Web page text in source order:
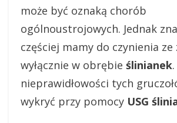
może być oznaką chorób
ogólnoustrojowych. Jednak
częściej mamy do czynienia
wyłącznie w obrębie ślinianek
nieprawidłowości tych
wykryć przy pomocy USG